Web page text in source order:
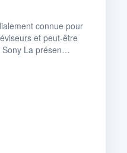
connue pour
et peut-être
Sony La présen…